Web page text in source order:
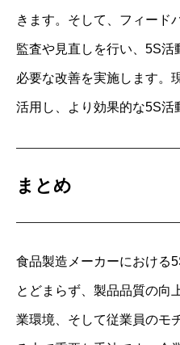
きます。そして、フィード
監査や見直しを行い、5S活
必要な改善を実施します。
活用し、より効果的な5S活
まとめ
食品製造メーカーにおける
とどまらず、製品品質の向
業環境、そして従業員のモ